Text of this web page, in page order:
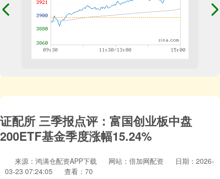
证配所 三季报点评：富国创业板中盘
200ETF基金季度涨幅15.24%
来源：鸿满仓配资APP下载 网站：倍加网配资
日期：2026-
03-23 07:24:05
查看：70